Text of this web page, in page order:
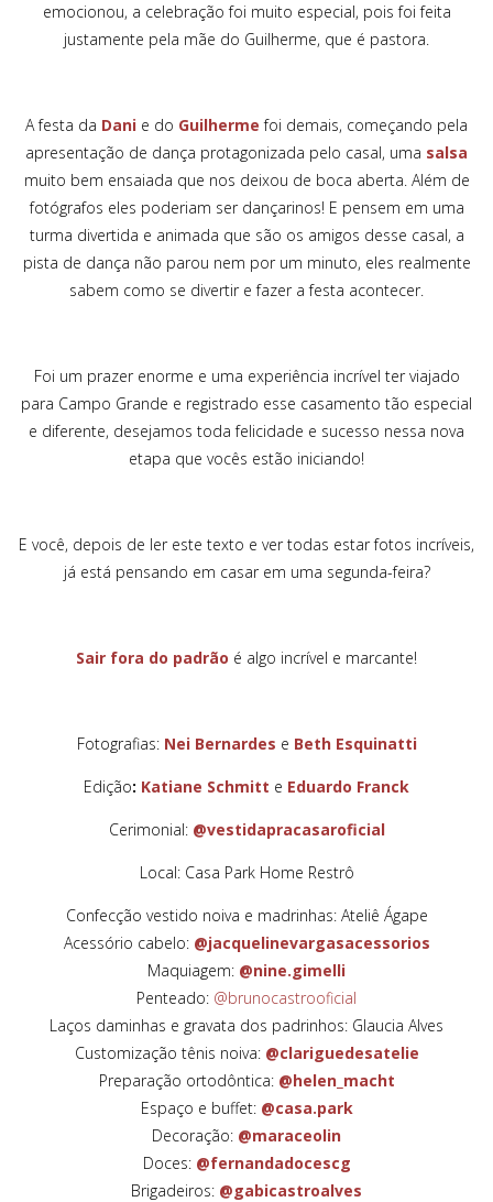
emocionou, a celebração foi muito especial, pois foi feita
justamente pela mãe do Guilherme, que é pastora.
A festa da Dani e do Guilherme foi demais, começando pela
apresentação de dança protagonizada pelo casal, uma salsa
muito bem ensaiada que nos deixou de boca aberta. Além de
fotógrafos eles poderiam ser dançarinos! E pensem em uma
turma divertida e animada que são os amigos desse casal, a
pista de dança não parou nem por um minuto, eles realmente
sabem como se divertir e fazer a festa acontecer.
Foi um prazer enorme e uma experiência incrível ter viajado
para Campo Grande e registrado esse casamento tão especial
e diferente, desejamos toda felicidade e sucesso nessa nova
etapa que vocês estão iniciando!
E você, depois de ler este texto e ver todas estar fotos incríveis,
já está pensando em casar em uma segunda-feira?
Sair fora do padrão é algo incrível e marcante!
Fotografias: Nei Bernardes e Beth Esquinatti
Edição: Katiane Schmitt e Eduardo Franck
Cerimonial: @vestidapracasaroficial
Local: Casa Park Home Restrô
Confecção vestido noiva e madrinhas: Ateliê Ágape
Acessório cabelo: @jacquelinevargasacessorios
Maquiagem: @nine.gimelli
Penteado: @brunocastrooficial
Laços daminhas e gravata dos padrinhos: Glaucia Alves
Customização tênis noiva: @clariguedesatelie
Preparação ortodôntica: @helen_macht
Espaço e buffet: @casa.park
Decoração: @maraceolin
Doces: @fernandadocescg
Brigadeiros: @gabicastroalves